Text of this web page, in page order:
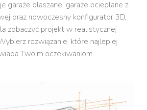
garaże blaszane, garaże ocieplane z
oraz nowoczesny konfigurator 3D,
zobaczyć projekt w realistycznej
rozwiązanie, które najlepiej
Twoim oczekiwaniom.